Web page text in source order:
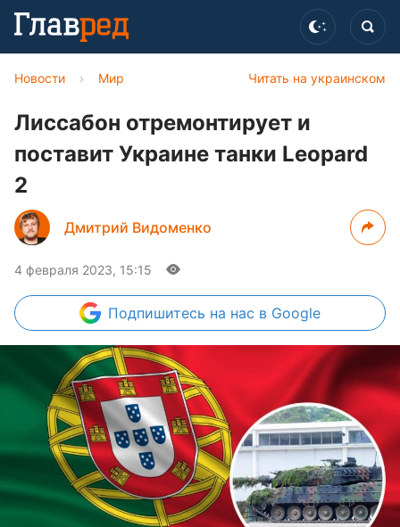
Читать на украинском
Новости › Мир
Лиссабон отремонтирует и
поставит Украине танки Leopard
2
Дмитрий Видоменко
4 февраля 2023, 15:15
Подпишитесь на нас в Google